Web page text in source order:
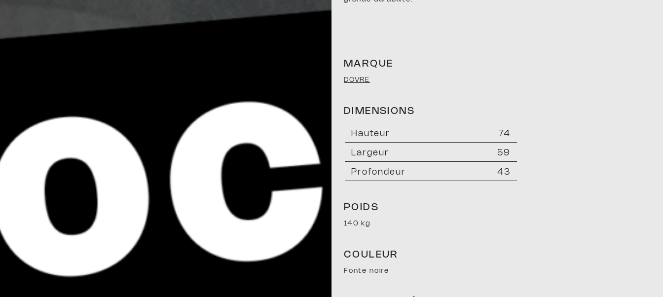
MARQUE
DOVRE
DIMENSIONS
hauteur 74
largeur 59
profondeur 43
POIDS
140 kg
COULEUR
Fonte noire